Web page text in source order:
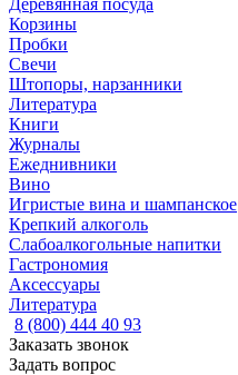
Деревянная посуда
Корзины
Пробки
Свечи
Штопоры, нарзанники
Литература
Книги
Журналы
Ежеднивники
Вино
Игристые вина и шампанское
Крепкий алкоголь
Слабоалкогольные напитки
Гастрономия
Аксессуары
Литература
8 (800) 444 40 93
Заказать звонок
Задать вопрос